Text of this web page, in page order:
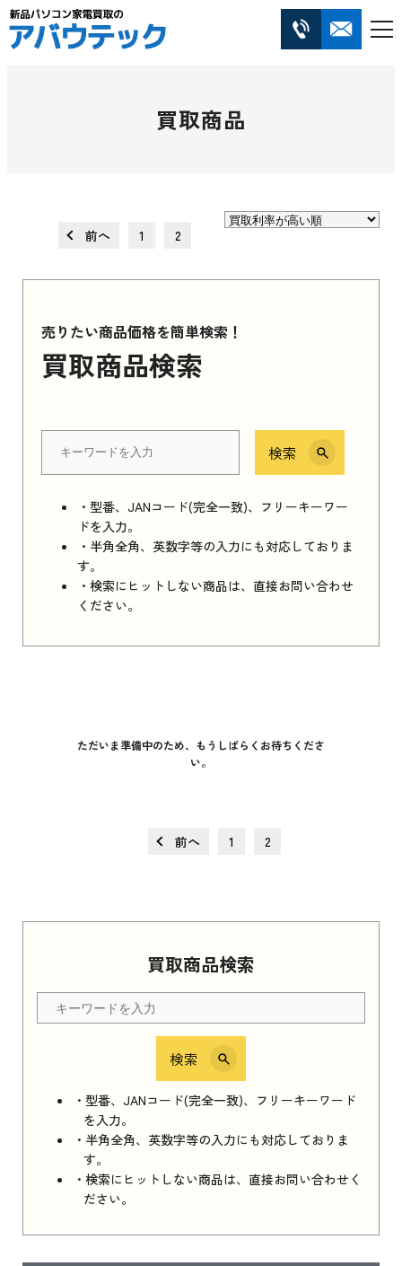
買取商品
買取商品検索
検索
・型番、JANコード(完全一致)、フリーキーワード
を入力。
・半角全角、英数字等の入力にも対応しておりま
す。
・検索にヒットしない商品は、直接お問い合わせく
ださい。
前へ 1 2
売りたい商品価格を簡単検索！
買取商品検索
検索
・型番、JANコード(完全一致)、フリーキーワー
ドを入力。
・半角全角、英数字等の入力にも対応しておりま
す。
・検索にヒットしない商品は、直接お問い合わせ
ください。
ただいま準備中のため、もうしばらくお待ちくださ
い。
前へ 1 2